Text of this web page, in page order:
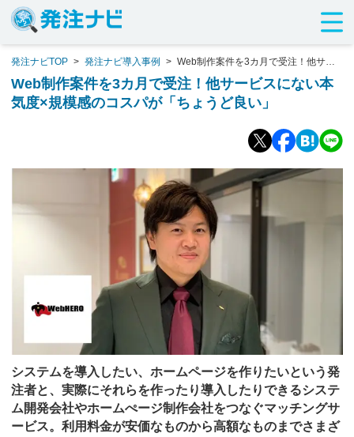
発注ナビTOP > 発注ナビ導入事例 > Web制作案件を3カ月で受注！他サー
ビスにない本気度×規模感のコスパが「ちょうど良い」
Web制作案件を3カ月で受注！他サービスにない本
気度×規模感のコスパが「ちょうど良い」
システムを導入したい、ホームページを作りたいという発
注者と、実際にそれらを作ったり導入したりできるシステ
ム開発会社やホームぺージ制作会社をつなぐマッチングサ
ービス。利用料金が安価なものから高額なものまでさまざ